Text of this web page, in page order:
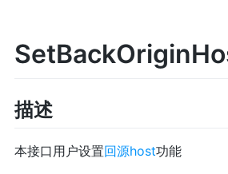
描述
本接口用户设置回源host功能